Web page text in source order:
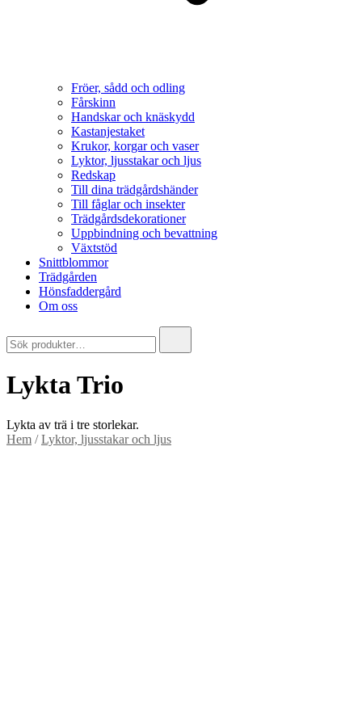
Fröer, sådd och odling
Fårskinn
Handskar och knäskydd
Kastanjestaket
Krukor, korgar och vaser
Lyktor, ljusstakar och ljus
Redskap
Till dina trädgårdshänder
Till fåglar och insekter
Trädgårdsdekorationer
Uppbindning och bevattning
Växtstöd
Snittblommor
Trädgården
Hönsfaddergård
Om oss
for:
Lykta Trio
Lykta av trä i tre storlekar.
Hem /Lyktor, ljusstakar och ljus